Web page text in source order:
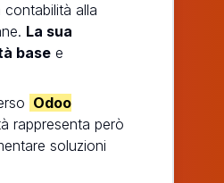
alla
La sua
base e
Odoo
rappresenta però
soluzioni